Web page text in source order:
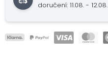
doručení: 11.08. - 12.08.